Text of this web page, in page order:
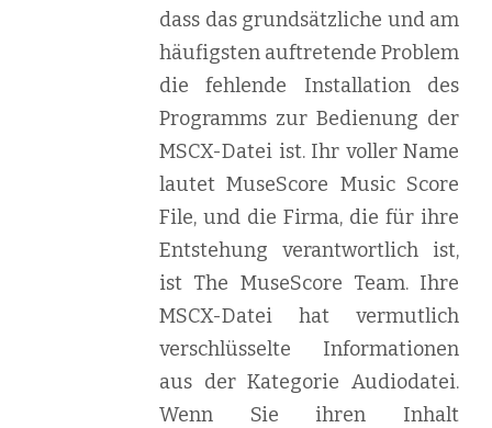
dass das grundsätzliche und am
häufigsten auftretende Problem
die fehlende Installation des
Programms zur Bedienung der
MSCX-Datei ist. Ihr voller Name
lautet MuseScore Music Score
File, und die Firma, die für ihre
Entstehung verantwortlich ist,
ist The MuseScore Team. Ihre
MSCX-Datei hat vermutlich
verschlüsselte Informationen
aus der Kategorie Audiodatei.
Wenn Sie ihren Inhalt